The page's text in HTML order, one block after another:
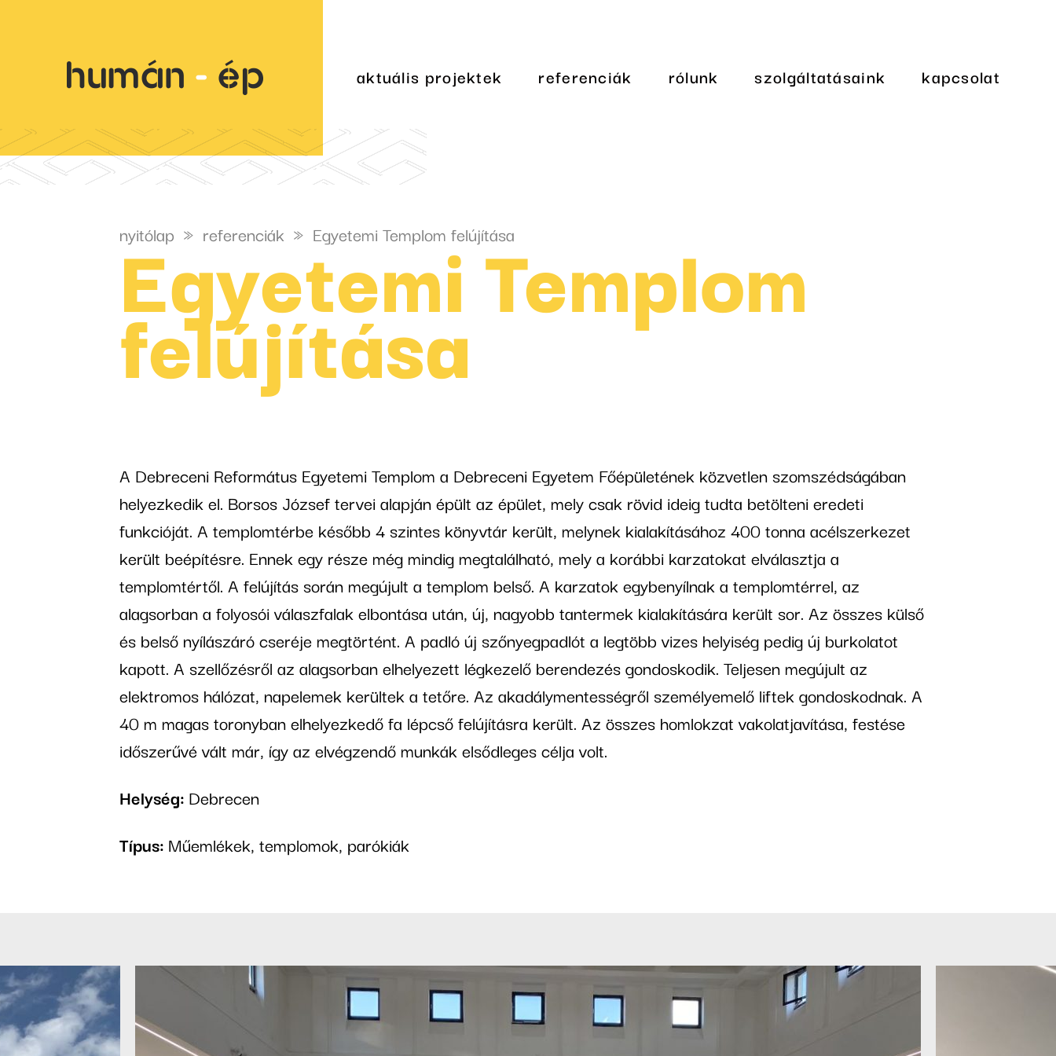
aktuális projektek referenciák rólunk szolgáltatásaink kapcsolat
nyitólap » referenciák » Egyetemi Templom felújítása
Egyetemi Templom
felújítása
A Debreceni Református Egyetemi Templom a Debreceni Egyetem Főépületének közvetlen szomszédságában
helyezkedik el. Borsos József tervei alapján épült az épület, mely csak rövid ideig tudta betölteni eredeti
funkcióját. A templomtérbe később 4 szintes könyvtár került, melynek kialakításához 400 tonna acélszerkezet
került beépítésre. Ennek egy része még mindig megtalálható, mely a korábbi karzatokat elválasztja a
templomtértől. A felújítás során megújult a templom belső. A karzatok egybenyílnak a templomtérrel, az
alagsorban a folyosói válaszfalak elbontása után, új, nagyobb tantermek kialakítására került sor. Az összes külső
és belső nyílászáró cseréje megtörtént. A padló új szőnyegpadlót a legtöbb vizes helyiség pedig új burkolatot
kapott. A szellőzésről az alagsorban elhelyezett légkezelő berendezés gondoskodik. Teljesen megújult az
elektromos hálózat, napelemek kerültek a tetőre. Az akadálymentességről személyemelő liftek gondoskodnak. A
40 m magas toronyban elhelyezkedő fa lépcső felújításra került. Az összes homlokzat vakolatjavítása, festése
időszerűvé vált már, így az elvégzendő munkák elsődleges célja volt.
Helység: Debrecen
Típus: Műemlékek, templomok, parókiák